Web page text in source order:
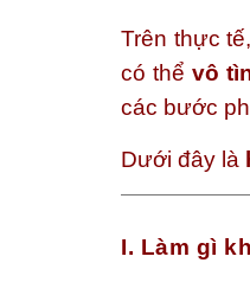
Trên thực
có thểvô
các bước
Dưới đây là
I. Làm gì